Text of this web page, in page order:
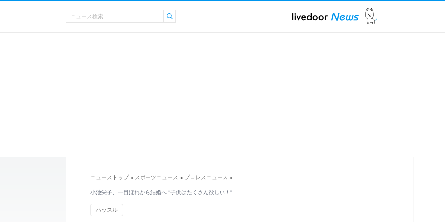
ニューストップ > スポーツニュース > プロレスニュース >
小池栄子、一目ぼれから結婚へ “子供はたくさん欲しい！”
ハッスル